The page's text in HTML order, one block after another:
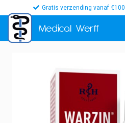
Gratis verzending vanaf €100
Medical Werff